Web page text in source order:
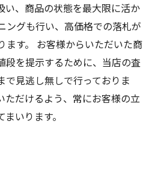
い、商品の状態を最大限に活か
ングも行い、高価格での落札が
ます。 お客様からいただいた商
段を提示するために、当店の査
で見逃し無しで行っておりま
ただけるよう、常にお客様の立
いります。